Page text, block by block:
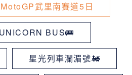
武里南賽道5日
BUS🚌
星光列車瀾湄號🚂